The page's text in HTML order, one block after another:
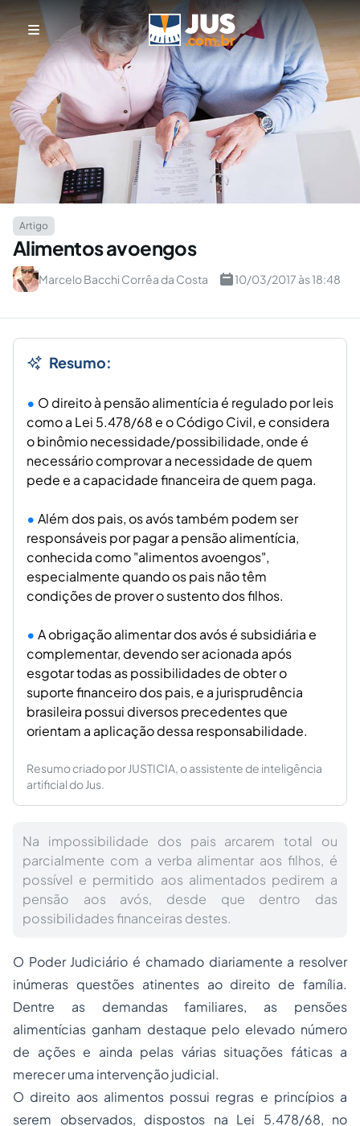
Artigo
Alimentos avoengos
Marcelo Bacchi Corrêa da Costa 10/03/2017 às 18:48
Resumo:
O direito à pensão alimentícia é regulado por leis
como a Lei 5.478/68 e o Código Civil, e considera
o binômio necessidade/possibilidade, onde é
necessário comprovar a necessidade de quem
pede e a capacidade financeira de quem paga.
Além dos pais, os avós também podem ser
responsáveis por pagar a pensão alimentícia,
conhecida como "alimentos avoengos",
especialmente quando os pais não têm
condições de prover o sustento dos filhos.
A obrigação alimentar dos avós é subsidiária e
complementar, devendo ser acionada após
esgotar todas as possibilidades de obter o
suporte financeiro dos pais, e a jurisprudência
brasileira possui diversos precedentes que
orientam a aplicação dessa responsabilidade.
Resumo criado por JUSTICIA, o assistente de inteligência
artificial do Jus.
Na impossibilidade dos pais arcarem total ou
parcialmente com a verba alimentar aos filhos, é
possível e permitido aos alimentados pedirem a
pensão aos avós, desde que dentro das
possibilidades financeiras destes.
O Poder Judiciário é chamado diariamente a resolver
inúmeras questões atinentes ao direito de família.
Dentre as demandas familiares, as pensões
alimentícias ganham destaque pelo elevado número
de ações e ainda pelas várias situações fáticas a
merecer uma intervenção judicial.
O direito aos alimentos possui regras e princípios a
serem observados, dispostos na Lei 5.478/68, no